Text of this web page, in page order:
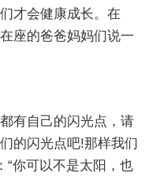
才会健康成长。在
座的爸爸妈妈们说一
有自己的闪光点，请
的闪光点吧!那样我们
“你可以不是太阳，也